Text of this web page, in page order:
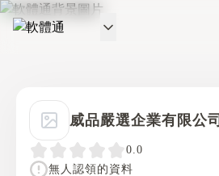
軟體通
威品嚴選企業有限公司
0.0
無人認領的資料